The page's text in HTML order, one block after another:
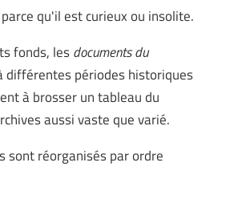
qu'il est curieux ou insolite.
fonds, lesdocuments du
différentes périodes historiques
à brosser un tableau du
aussi vaste que varié.
sont réorganisés par ordre